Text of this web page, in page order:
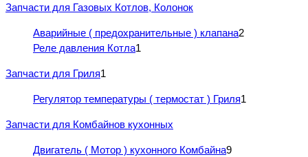
Запчасти для Газовых Котлов, Колонок
Аварийные ( предохранительные ) клапана2
Реле давления Котла1
Запчасти для Гриля1
Регулятор температуры ( термостат ) Гриля1
Запчасти для Комбайнов кухонных
Двигатель ( Мотор ) кухонного Комбайна9